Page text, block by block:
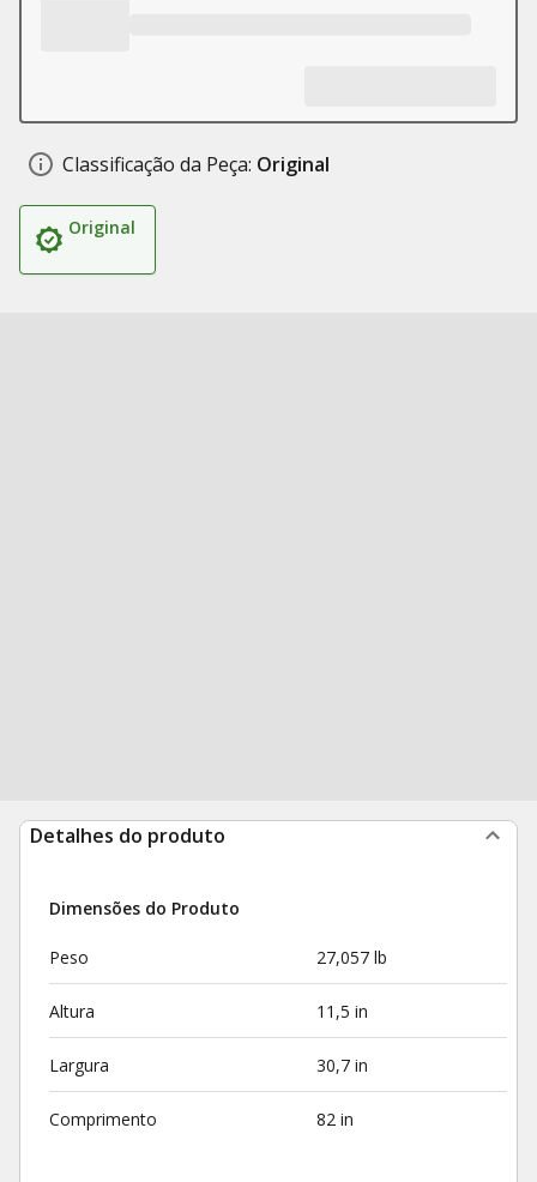
Classificação da Peça: Original
Original
Detalhes do produto
Dimensões do Produto
Peso 27,057 lb
Altura 11,5 in
Largura 30,7 in
Comprimento 82 in